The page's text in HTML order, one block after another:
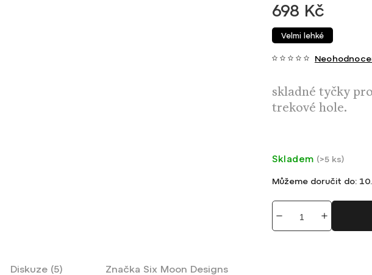
698 Kč
Velmi lehké
skladné tyčky
trekové hole.
Skladem (>5 ks)
Můžeme doručit do:
Diskuze (5) Značka Six Moon Designs